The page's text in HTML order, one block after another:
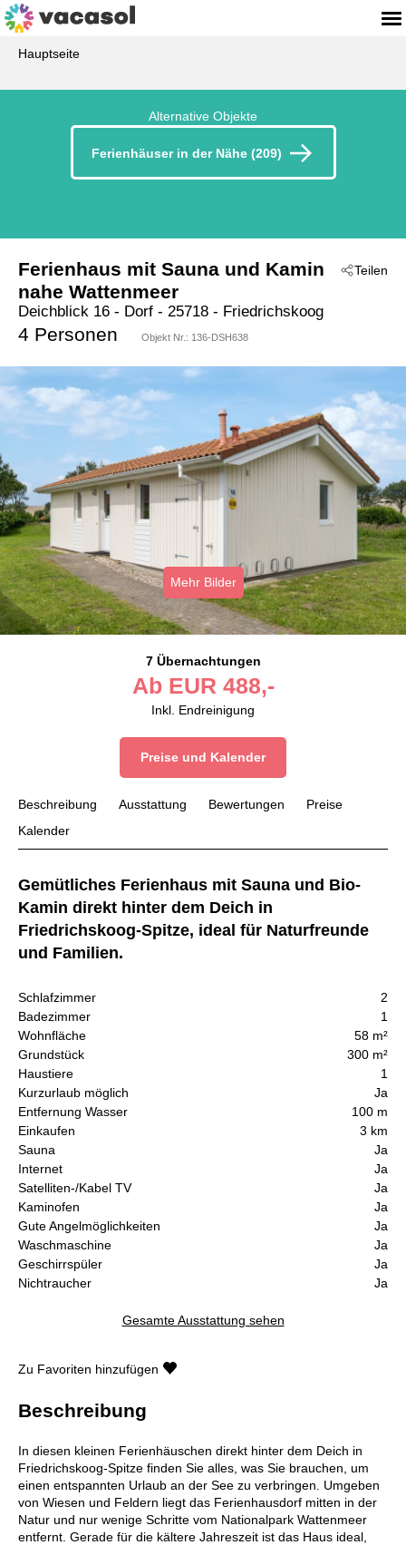
Hauptseite
Alternative Objekte
Ferienhäuser in der Nähe (209)
Teilen
Ferienhaus mit Sauna und Kamin
nahe Wattenmeer
Deichblick 16 - Dorf
- Friedrichskoog Spitze
- 25718 - Friedrichskoog
4 Personen Objekt Nr.: 136-DSH638
Mehr Bilder
7 Übernachtungen
Ab EUR 488,-
Inkl. Endreinigung
Preise und Kalender
Beschreibung Ausstattung Bewertungen
Preise
Kalender
Gemütliches Ferienhaus mit Sauna und Bio-
Kamin direkt hinter dem Deich in
Friedrichskoog-Spitze, ideal für Naturfreunde
und Familien.
Schlafzimmer
2
Badezimmer
1
Wohnfläche
58 m²
Grundstück
300 m²
Haustiere
1
Kurzurlaub möglich
Ja
Entfernung Wasser
100 m
Einkaufen
3 km
Sauna
Ja
Internet
Ja
Satelliten-/Kabel TV
Ja
Kaminofen
Ja
Gute Angelmöglichkeiten
Ja
Waschmaschine
Ja
Geschirrspüler
Ja
Nichtraucher
Ja
Gesamte Ausstattung sehen
Zu Favoriten hinzufügen
Beschreibung
In diesen kleinen Ferienhäuschen direkt hinter dem Deich in
Friedrichskoog-Spitze finden Sie alles, was Sie brauchen, um
einen entspannten Urlaub an der See zu verbringen. Umgeben
von Wiesen und Feldern liegt das Ferienhausdorf mitten in der
Natur und nur wenige Schritte vom Nationalpark Wattenmeer
entfernt. Gerade für die kältere Jahreszeit ist das Haus ideal,